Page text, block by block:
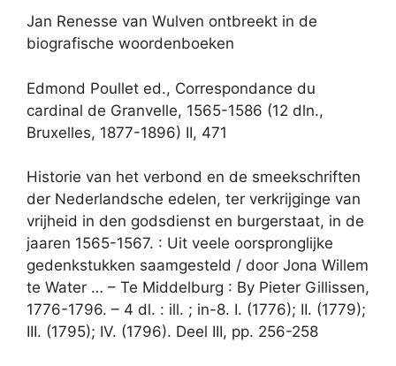
Jan Renesse van Wulven ontbreekt in de
biografische woordenboeken
Edmond Poullet ed., Correspondance du
cardinal de Granvelle, 1565-1586 (12 dln.,
Bruxelles, 1877-1896) II, 471
Historie van het verbond en de smeekschriften
der Nederlandsche edelen, ter verkrijginge van
vrijheid in den godsdienst en burgerstaat, in de
jaaren 1565-1567. : Uit veele oorspronglijke
gedenkstukken saamgesteld / door Jona Willem
te Water … – Te Middelburg : By Pieter Gillissen,
1776-1796. – 4 dl. : ill. ; in-8. I. (1776); II. (1779);
III. (1795); IV. (1796). Deel III, pp. 256-258